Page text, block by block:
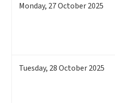
Monday, 27October 2025
Tuesday, 28October 2025